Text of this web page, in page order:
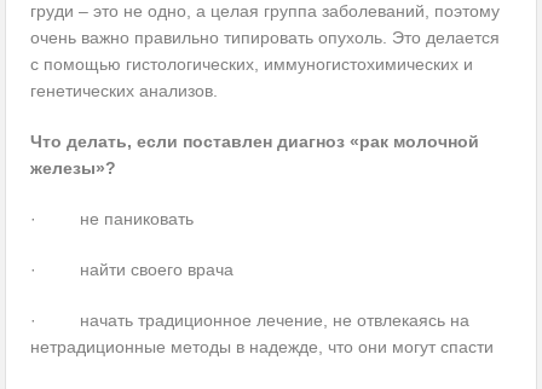
груди – это не одно, а целая группа заболеваний, поэтому
очень важно правильно типировать опухоль. Это делается
с помощью гистологических, иммуногистохимических и
генетических анализов.
Что делать, если поставлен диагноз «рак молочной
железы»?
· не паниковать
· найти своего врача
· начать традиционное лечение, не отвлекаясь на
нетрадиционные методы в надежде, что они могут спасти